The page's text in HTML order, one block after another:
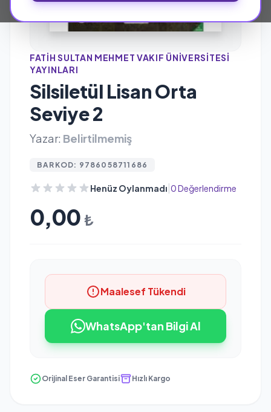
FATIH SULTAN MEHMET VAKIF ÜNIVERSITESI
YAYINLARI
Silsiletül Lisan Orta
Seviye 2
Yazar: Belirtilmemiş
BARKOD: 9786058711686
Henüz Oylanmadı 0 Değerlendirme
0,00 ₺
Maalesef Tükendi
WhatsApp'tan Bilgi Al
Orijinal Eser Garantisi Hızlı Kargo